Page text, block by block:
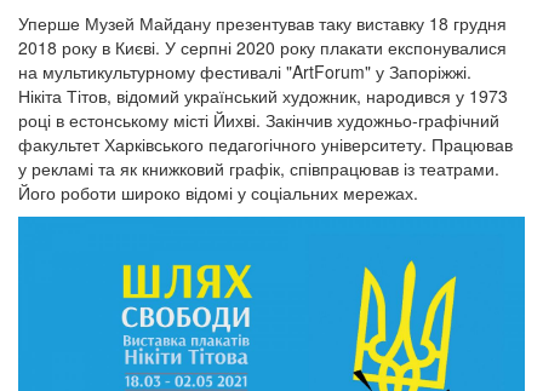
Уперше Музей Майдану презентував таку виставку 18 грудня
2018 року в Києві. У серпні 2020 року плакати експонувалися
на мультикультурному фестивалі "ArtForum" у Запоріжжі.
Нікіта Тітов, відомий український художник, народився у 1973
році в естонському місті Йихві. Закінчив художньо-графічний
факультет Харківського педагогічного університету. Працював
у рекламі та як книжковий графік, співпрацював із театрами.
Його роботи широко відомі у соціальних мережах.